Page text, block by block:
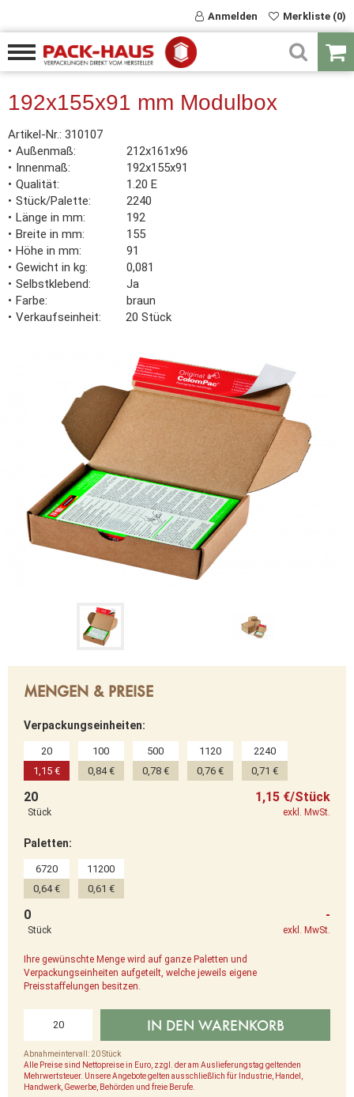
Anmelden Merkliste (0)
192x155x91 mm Modulbox
Artikel-Nr.: 310107
Außenmaß
212x161x96
Innenmaß
192x155x91
Qualität
1.20 E
Stück/Palette
2240
Länge in mm
192
Breite in mm
155
Höhe in mm
91
Gewicht in kg
0,081
Selbstklebend
Ja
Farbe
braun
Verkaufseinheit
20 Stück
MENGEN & PREISE
Verpackungseinheiten:
20
1,15 €
100
0,84 €
500
0,78 €
1120
0,76 €
2240
0,71 €
20
Stück
1,15 €/Stück
exkl. MwSt.
Paletten:
6720
0,64 €
11200
0,61 €
0
Stück
-
exkl. MwSt.
Ihre gewünschte Menge wird auf ganze Paletten und
Verpackungseinheiten aufgeteilt, welche jeweils eigene
Preisstaffelungen besitzen.
Abnahmeintervall: 20 Stück
Alle Preise sind Nettopreise in Euro, zzgl. der am Auslieferungstag geltenden
Mehrwertsteuer. Unsere Angebote gelten ausschließlich für Industrie, Handel,
Handwerk, Gewerbe, Behörden und freie Berufe.
IN DEN WARENKORB